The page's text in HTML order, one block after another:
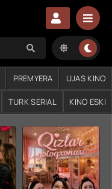
PREMYERA UJAS KINO
TURK SERIAL KINO ESKI